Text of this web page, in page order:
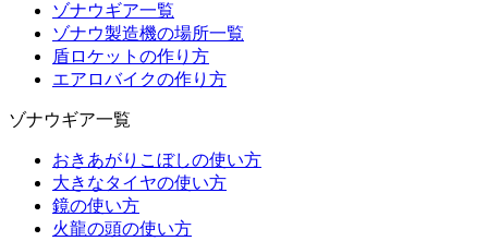
ゾナウギア一覧
ゾナウ製造機の場所一覧
盾ロケットの作り方
エアロバイクの作り方
ゾナウギア一覧
おきあがりこぼしの使い方
大きなタイヤの使い方
鏡の使い方
火龍の頭の使い方